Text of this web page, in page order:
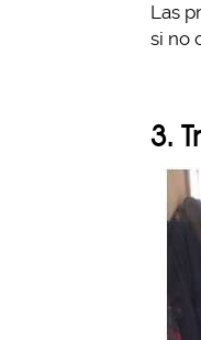
Las
si no
3.